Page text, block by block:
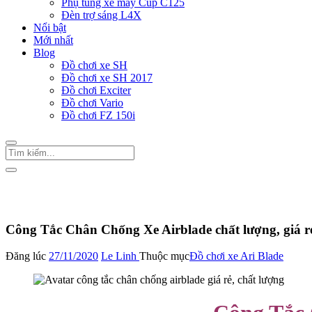
Phụ tùng xe máy Cup C125
Đèn trợ sáng L4X
Nổi bật
Mới nhất
Blog
Đồ chơi xe SH
Đồ chơi xe SH 2017
Đồ chơi Exciter
Đồ chơi Vario
Đồ chơi FZ 150i
Công Tắc Chân Chống Xe Airblade chất lượng, giá
Đăng lúc 27/11/2020 Le Linh Thuộc mụcĐồ chơi xe Ari Blade